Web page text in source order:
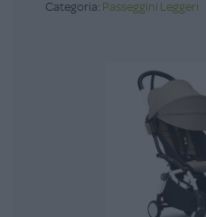
Categoria: Passeggini Leggeri